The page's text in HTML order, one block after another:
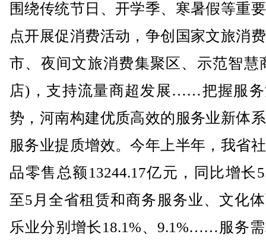
围绕传统节日、开学季、寒暑假等重
点开展促消费活动，争创国家文旅消
市、夜间文旅消费集聚区、示范智慧
店)，支持流量商超发展……把握服
势，河南构建优质高效的服务业新体
服务业提质增效。今年上半年，我省
品零售总额13244.17亿元，同比增长
至5月全省租赁和商务服务业、文化
乐业分别增长18.1%、9.1%……服务